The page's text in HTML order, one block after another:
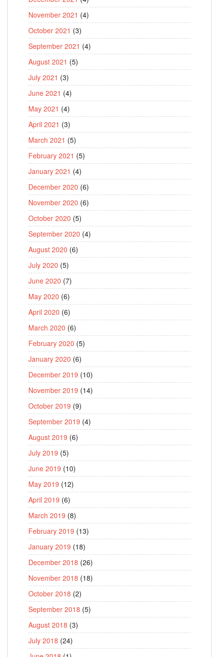
November 2021 (4)
October 2021 (3)
September 2021 (4)
August 2021 (5)
July 2021 (3)
June 2021 (4)
May 2021 (4)
April 2021 (3)
March 2021 (5)
February 2021 (5)
January 2021 (4)
December 2020 (6)
November 2020 (6)
October 2020 (5)
September 2020 (4)
August 2020 (6)
July 2020 (5)
June 2020 (7)
May 2020 (6)
April 2020 (6)
March 2020 (6)
February 2020 (5)
January 2020 (6)
December 2019 (10)
November 2019 (14)
October 2019 (9)
September 2019 (4)
August 2019 (6)
July 2019 (5)
June 2019 (10)
May 2019 (12)
April 2019 (6)
March 2019 (8)
February 2019 (13)
January 2019 (18)
December 2018 (26)
November 2018 (18)
October 2018 (2)
September 2018 (5)
August 2018 (3)
July 2018 (24)